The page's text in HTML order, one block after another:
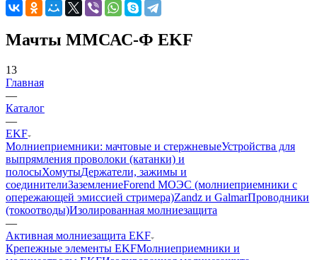
Мачты ММСАС-Ф EKF
13
Главная
—
Каталог
—
EKF
Молниеприемники: мачтовые и стержневыеУстройства для
выпрямления проволоки (катанки) и
полосыХомутыДержатели, зажимы и
соединителиЗаземлениеForend МОЭС (молниеприемники с
опережающей эмиссией стримера)Zandz и GalmarПроводники
(токоотводы)Изолированная молниезащита
—
Активная молниезащита EKF
Крепежные элементы EKFМолниеприемники и